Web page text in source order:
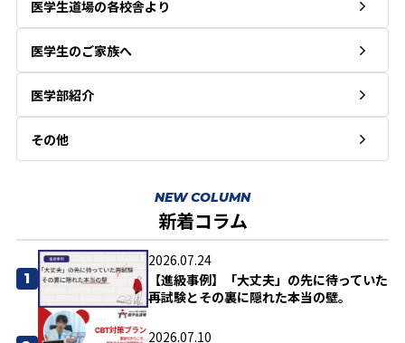
医学生道場の各校舎より
医学生のご家族へ
医学部紹介
その他
NEW COLUMN
新着コラム
1
2026.07.24
【進級事例】「大丈夫」の先に待っていた
再試験とその裏に隠れた本当の壁。
2026.07.10